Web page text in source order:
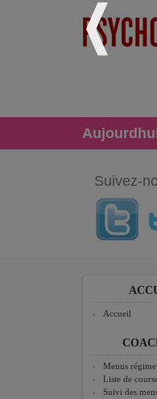
Suivez-
Accueil
Menus régime
Liste de
Suivi des